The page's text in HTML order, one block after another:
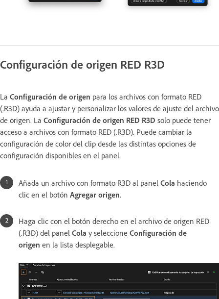
Configuración de origen RED R3D
La Configuración de origen para los archivos con formato RED
(.R3D) ayuda a ajustar y personalizar los valores de ajuste del archivo
de origen. La Configuración de origen RED R3D solo puede tener
acceso a archivos con formato RED (.R3D). Puede cambiar la
configuración de color del clip desde las distintas opciones de
configuración disponibles en el panel.
Añada un archivo con formato R3D al panel Cola haciendo
clic en el botón Agregar origen.
Haga clic con el botón derecho en el archivo de origen RED
(.R3D) del panel Cola y seleccione Configuración de
origen en la lista desplegable.